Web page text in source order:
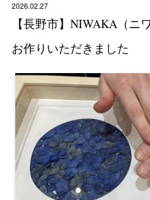
2026.02.27
【長野市】NIWAKA（ニ
お作りいただきました